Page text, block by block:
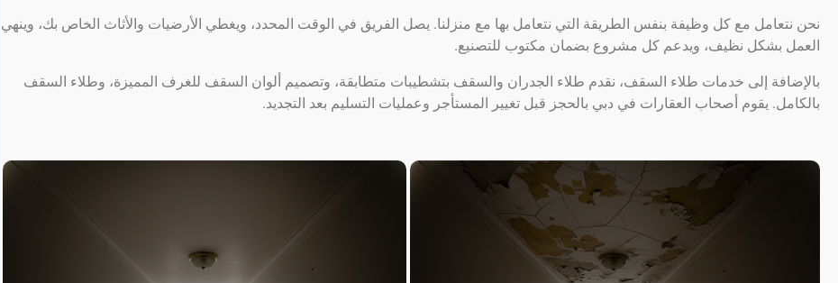
نحن نتعامل مع كل وظيفة بنفس الطريقة التي نتعامل بها مع منزلنا. يصل الفريق في الوقت المحدد، ويغطي الأرضيات والأثاث الخاص بك، وينهي
العمل بشكل نظيف، ويدعم كل مشروع بضمان مكتوب للتصنيع.
بالإضافة إلى خدمات طلاء السقف، نقدم طلاء الجدران والسقف بتشطيبات متطابقة، وتصميم ألوان السقف للغرف المميزة، وطلاء السقف
بالكامل. يقوم أصحاب العقارات في دبي بالحجز قبل تغيير المستأجر وعمليات التسليم بعد التجديد.